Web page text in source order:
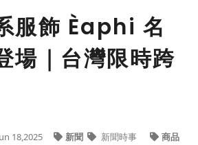
服飾 Èaphi 名
場｜台灣限時跨
18,2025 新聞 新聞時事 商品